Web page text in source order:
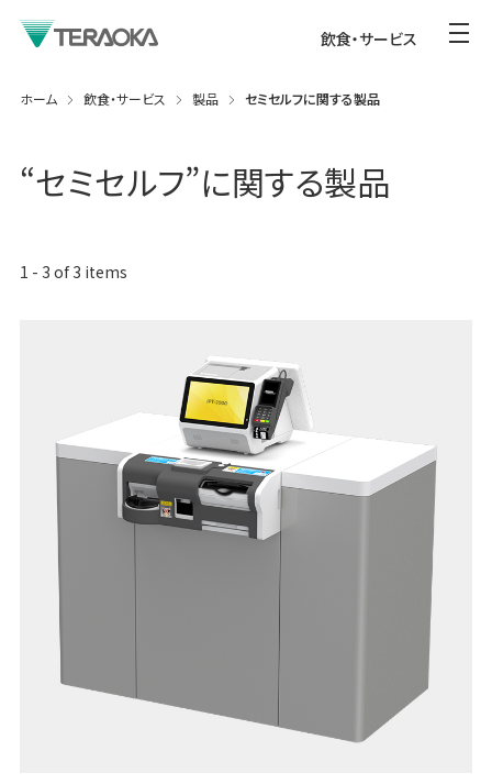
飲食・サービス
ホーム 飲食・サービス 製品 セミセルフに関する製品
“セミセルフ”に関する製品
1 - 3 of3 items